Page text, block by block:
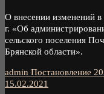
О внесении изменений
г. «Об
сельского поселения
Брянской области».
admin Постановление
15.02.2021